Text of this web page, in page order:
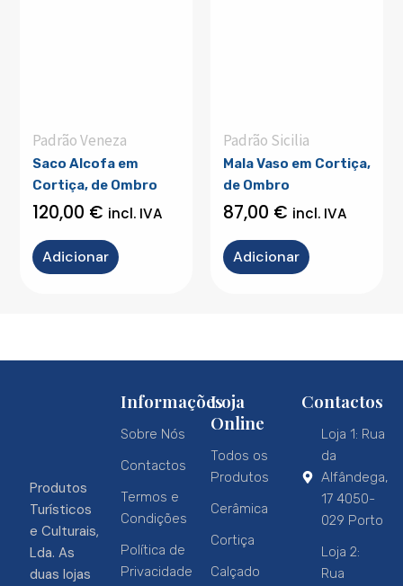
Padrão Veneza
Saco Alcofa em
Cortiça, de Ombro
120,00 € incl. IVA
Adicionar
Padrão Sicilia
Mala Vaso em Cortiça,
de Ombro
87,00 € incl. IVA
Adicionar
Produtos
Turísticos
e Culturais,
Lda. As
duas lojas
Informações
Sobre Nós
Contactos
Termos e
Condições
Política de
Privacidade
Loja
Online
Todos os
Produtos
Cerâmica
Cortiça
Calçado
Contactos
Loja 1: Rua
da
Alfândega,
17 4050-
029 Porto
Loja 2:
Rua